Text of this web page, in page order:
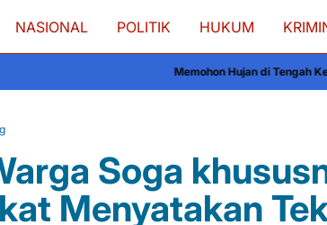
NASIONAL POLITIK HUKUM
Memohon Hujan di Tengah Kemarau, Ratusan
Soga
Menyatakan